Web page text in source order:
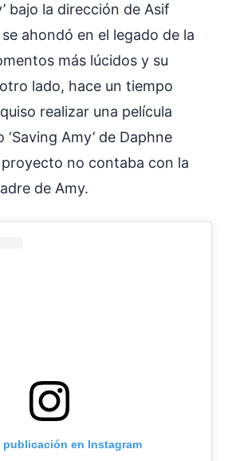
bajo la dirección de Asif
ahondó en el legado de la
más lúcidos y su
lado, hace un tiempo
realizar una película
Amy’ de Daphne
no contaba con la
de Amy.
publicación en Instagram